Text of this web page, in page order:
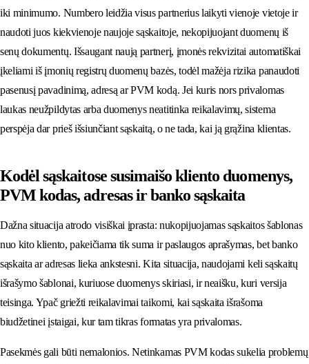
iki minimumo. Numbero leidžia visus partnerius laikyti vienoje vietoje ir
naudoti juos kiekvienoje naujoje sąskaitoje, nekopijuojant duomenų iš
senų dokumentų. Išsaugant naują partnerį, įmonės rekvizitai automatiškai
įkeliami iš įmonių registrų duomenų bazės, todėl mažėja rizika panaudoti
pasenusį pavadinimą, adresą ar PVM kodą. Jei kuris nors privalomas
laukas neužpildytas arba duomenys neatitinka reikalavimų, sistema
perspėja dar prieš išsiunčiant sąskaitą, o ne tada, kai ją grąžina klientas.
Kodėl sąskaitose susimaišo kliento duomenys,
PVM kodas, adresas ir banko sąskaita
Dažna situacija atrodo visiškai įprasta: nukopijuojamas sąskaitos šablonas
nuo kito kliento, pakeičiama tik suma ir paslaugos aprašymas, bet banko
sąskaita ar adresas lieka ankstesni. Kita situacija, naudojami keli sąskaitų
išrašymo šablonai, kuriuose duomenys skiriasi, ir neaišku, kuri versija
teisinga. Ypač griežti reikalavimai taikomi, kai sąskaita išrašoma
biudžetinei įstaigai, kur tam tikras formatas yra privalomas.
Pasekmės gali būti nemalonios. Netinkamas PVM kodas sukelia problemų